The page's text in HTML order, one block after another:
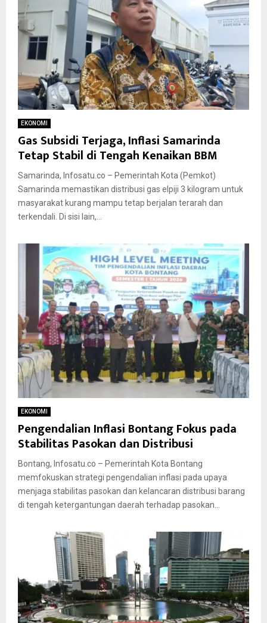
EKONOMI
Gas Subsidi Terjaga, Inflasi Samarinda
Tetap Stabil di Tengah Kenaikan BBM
Samarinda, Infosatu.co – Pemerintah Kota (Pemkot)
Samarinda memastikan distribusi gas elpiji 3 kilogram untuk
masyarakat kurang mampu tetap berjalan terarah dan
terkendali. Di sisi lain,...
EKONOMI
Pengendalian Inflasi Bontang Fokus pada
Stabilitas Pasokan dan Distribusi
Bontang, Infosatu.co – Pemerintah Kota Bontang
memfokuskan strategi pengendalian inflasi pada upaya
menjaga stabilitas pasokan dan kelancaran distribusi barang
di tengah ketergantungan daerah terhadap pasokan...